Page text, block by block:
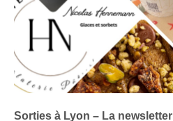
Sorties à Lyon – La newsletter